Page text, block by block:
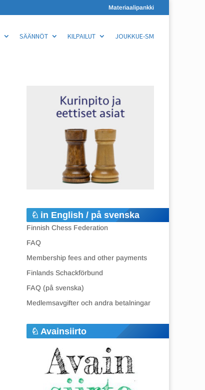
Materiaalipankki
SÄÄNNÖT KILPAILUT JOUKKUE-SM
in English / på svenska
Finnish Chess Federation
FAQ
Membership fees and other payments
Finlands Schackförbund
FAQ (på svenska)
Medlemsavgifter och andra betalningar
Avainsiirto